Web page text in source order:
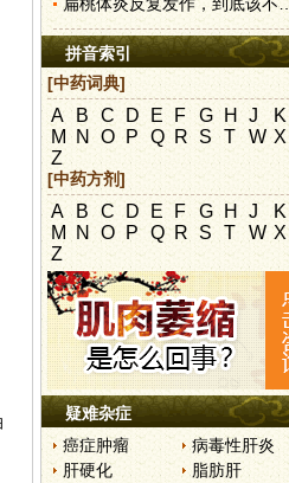
拼音索引
[中药词典]
A B C D E F G H J K
M N O P Q R S T W X
Z
[中药方剂]
A B C D E F G H J K
M N O P Q R S T W X
Z
疑难杂症
癌症肿瘤
病毒性肝炎
肝硬化
脂肪肝